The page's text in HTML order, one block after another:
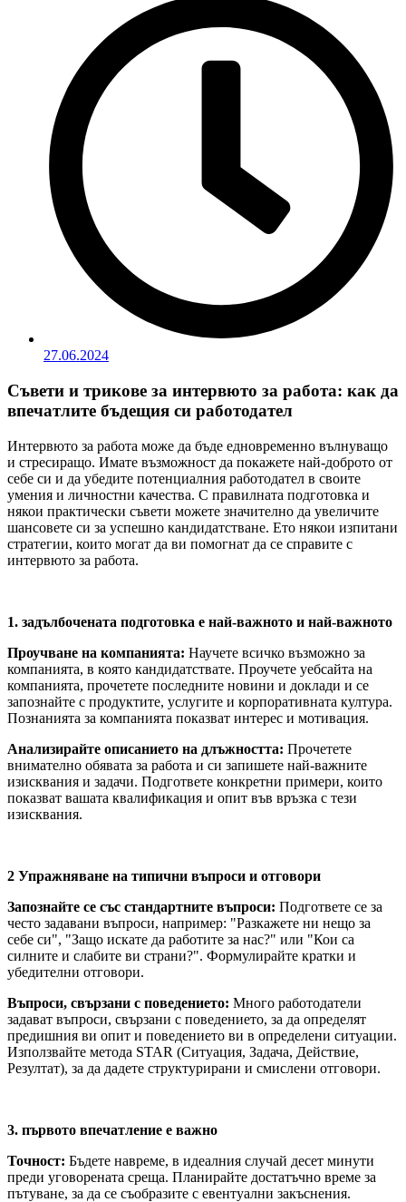
27.06.2024
Съвети и трикове за интервюто за работа: как да
впечатлите бъдещия си работодател
Интервюто за работа може да бъде едновременно вълнуващо
и стресиращо. Имате възможност да покажете най-доброто от
себе си и да убедите потенциалния работодател в своите
умения и личностни качества. С правилната подготовка и
някои практически съвети можете значително да увеличите
шансовете си за успешно кандидатстване. Ето някои изпитани
стратегии, които могат да ви помогнат да се справите с
интервюто за работа.
1. задълбочената подготовка е най-важното и най-важното
Проучване на компанията: Научете всичко възможно за
компанията, в която кандидатствате. Проучете уебсайта на
компанията, прочетете последните новини и доклади и се
запознайте с продуктите, услугите и корпоративната култура.
Познанията за компанията показват интерес и мотивация.
Анализирайте описанието на длъжността: Прочетете
внимателно обявата за работа и си запишете най-важните
изисквания и задачи. Подгответе конкретни примери, които
показват вашата квалификация и опит във връзка с тези
изисквания.
2 Упражняване на типични въпроси и отговори
Запознайте се със стандартните въпроси: Подгответе се за
често задавани въпроси, например: "Разкажете ни нещо за
себе си", "Защо искате да работите за нас?" или "Кои са
силните и слабите ви страни?". Формулирайте кратки и
убедителни отговори.
Въпроси, свързани с поведението: Много работодатели
задават въпроси, свързани с поведението, за да определят
предишния ви опит и поведението ви в определени ситуации.
Използвайте метода STAR (Ситуация, Задача, Действие,
Резултат), за да дадете структурирани и смислени отговори.
3. първото впечатление е важно
Точност: Бъдете навреме, в идеалния случай десет минути
преди уговорената среща. Планирайте достатъчно време за
пътуване, за да се съобразите с евентуални закъснения.